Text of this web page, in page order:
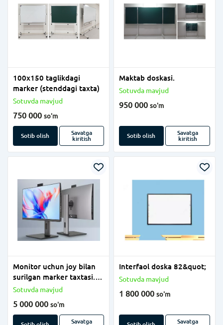
100x150 taglikdagi
marker (stenddagi taxta)
Sotuvda mavjud
750 000 so'm
Sotib olish
Savatga
kiritish
Maktab doskasi.
Sotuvda mavjud
950 000 so'm
Sotib olish
Savatga
kiritish
Monitor uchun joy bilan
surilgan marker taxtasi.
(120x550 sm)
Sotuvda mavjud
5 000 000 so'm
Savatga
Interfaol doska 82&quot;
Sotuvda mavjud
1 800 000 so'm
Savatga